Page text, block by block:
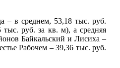
– в среднем, 53,18 тыс. руб.
руб. за кв. м), а средняя
Байкальский и Лисиха –
Рабочем – 39,36 тыс. руб.